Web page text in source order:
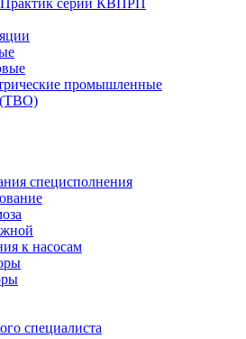
серии КВПРП
промышленные
специсполнения
к насосам
специалиста